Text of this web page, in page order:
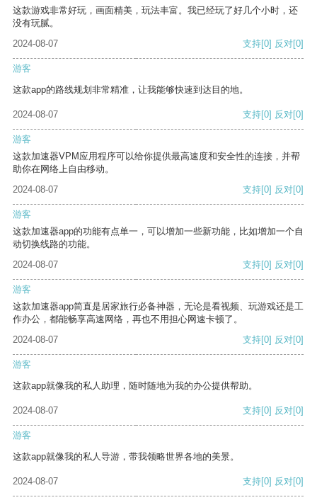
这款游戏非常好玩，画面精美，玩法丰富。我已经玩了好几个小时，还
没有玩腻。
2024-08-07
支持[0] 反对[0]
游客
这款app的路线规划非常精准，让我能够快速到达目的地。
2024-08-07 支持[0] 反对[0]
游客
这款加速器VPM应用程序可以给你提供最高速度和安全性的连接，并帮
助你在网络上自由移动。
2024-08-07
支持[0] 反对[0]
游客
这款加速器app的功能有点单一，可以增加一些新功能，比如增加一个自
动切换线路的功能。
2024-08-07
支持[0] 反对[0]
游客
这款加速器app简直是居家旅行必备神器，无论是看视频、玩游戏还是工
作办公，都能畅享高速网络，再也不用担心网速卡顿了。
2024-08-07
支持[0] 反对[0]
游客
这款app就像我的私人助理，随时随地为我的办公提供帮助。
2024-08-07 支持[0] 反对[0]
游客
这款app就像我的私人导游，带我领略世界各地的美景。
2024-08-07 支持[0] 反对[0]